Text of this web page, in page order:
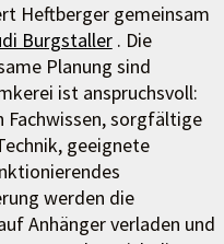
Heftberger gemeinsam
Burgstaller. Die
Planung sind
ist anspruchsvoll:
Fachwissen, sorgfältige
geeignete
werden die
Anhänger verladen und